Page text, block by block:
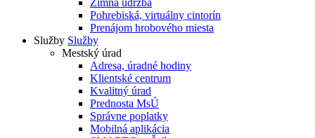
Zimná údržba
Pohrebiská, virtuálny cintorín
Prenájom hrobového miesta
Služby Služby
Mestský úrad
Adresa, úradné hodiny
Klientské centrum
Kvalitný úrad
Prednosta MsÚ
Správne poplatky
Mobilná aplikácia